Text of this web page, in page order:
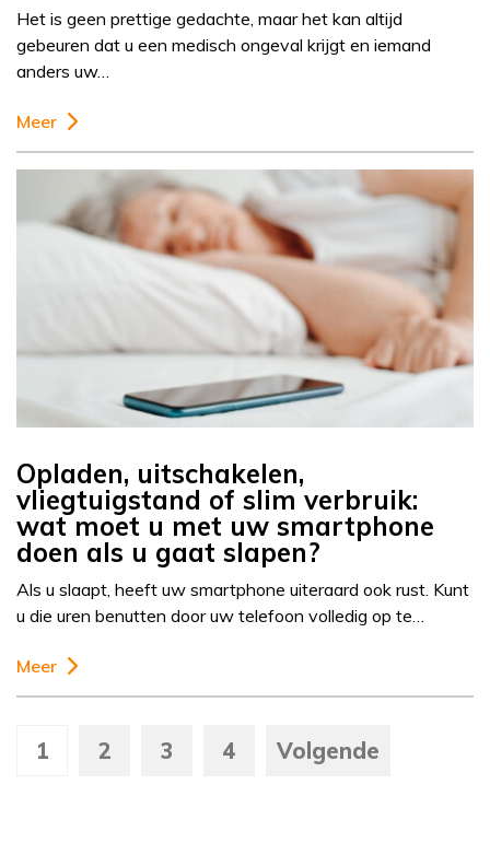
Het is geen prettige gedachte, maar het kan altijd
gebeuren dat u een medisch ongeval krijgt en iemand
anders uw…
Meer
Opladen, uitschakelen,
vliegtuigstand of slim verbruik:
wat moet u met uw smartphone
doen als u gaat slapen?
Als u slaapt, heeft uw smartphone uiteraard ook rust. Kunt
u die uren benutten door uw telefoon volledig op te…
Meer
1 2 3 4 Volgende